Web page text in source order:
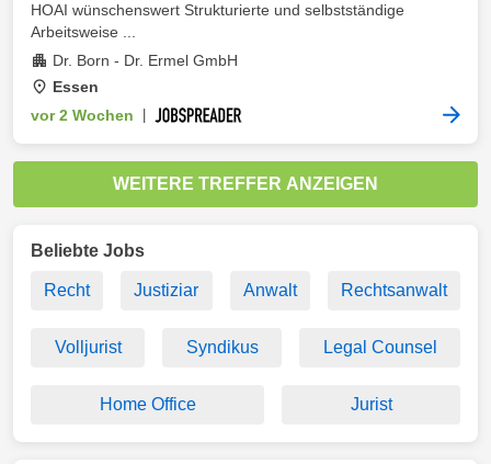
HOAI wünschenswert Strukturierte und selbstständige
Arbeitsweise ...
Dr. Born - Dr. Ermel GmbH
Essen
vor 2 Wochen
WEITERE TREFFER ANZEIGEN
Beliebte Jobs
Recht Justiziar Anwalt Rechtsanwalt
Volljurist Syndikus Legal Counsel
Home Office Jurist